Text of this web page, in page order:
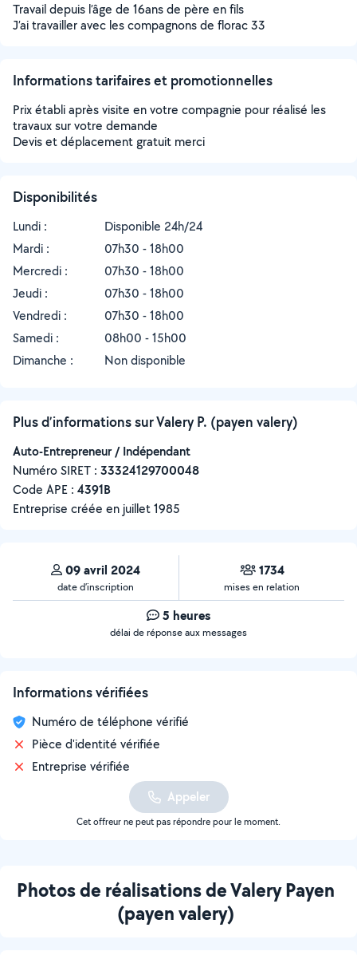
Travail depuis l’âge de 16ans de père en fils
J’ai travailler avec les compagnons de florac 33
Informations tarifaires et promotionnelles
Prix établi après visite en votre compagnie pour réalisé les
travaux sur votre demande
Devis et déplacement gratuit merci
Disponibilités
Lundi :
Disponible 24h/24
Mardi :
07h30 - 18h00
Mercredi :
07h30 - 18h00
Jeudi :
07h30 - 18h00
Vendredi :
07h30 - 18h00
Samedi :
08h00 - 15h00
Dimanche :
Non disponible
Plus d’informations sur Valery P. (payen valery)
Auto-Entrepreneur / Indépendant
Numéro SIRET : ‍33324129700048
Code APE : 4391B
Entreprise créée en juillet 1985
09 avril 2024
date d’inscription
1734
mises en relation
5 heures
délai de réponse aux messages
Informations vérifiées
Numéro de téléphone vérifié
Pièce d'identité vérifiée
Entreprise vérifiée
Appeler
Cet offreur ne peut pas répondre pour le moment.
Photos de réalisations de Valery Payen
(payen valery)